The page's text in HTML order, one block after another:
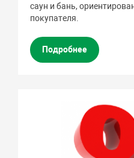
саун и бань,
покупателя.
Подробнее